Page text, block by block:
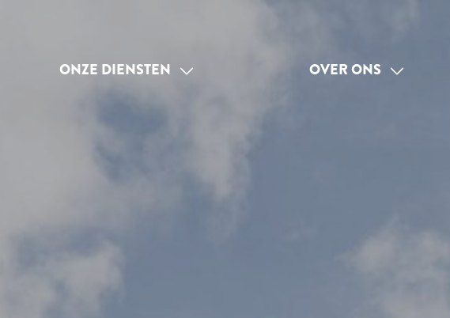
ONZE DIENSTEN OVER ONS